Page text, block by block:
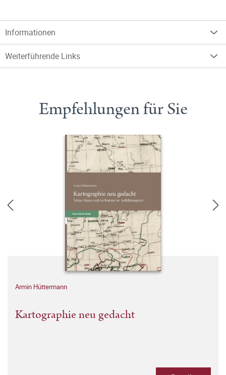
Informationen
Weiterführende Links
Empfehlungen für Sie
Armin Hüttermann
Kartographie neu gedacht